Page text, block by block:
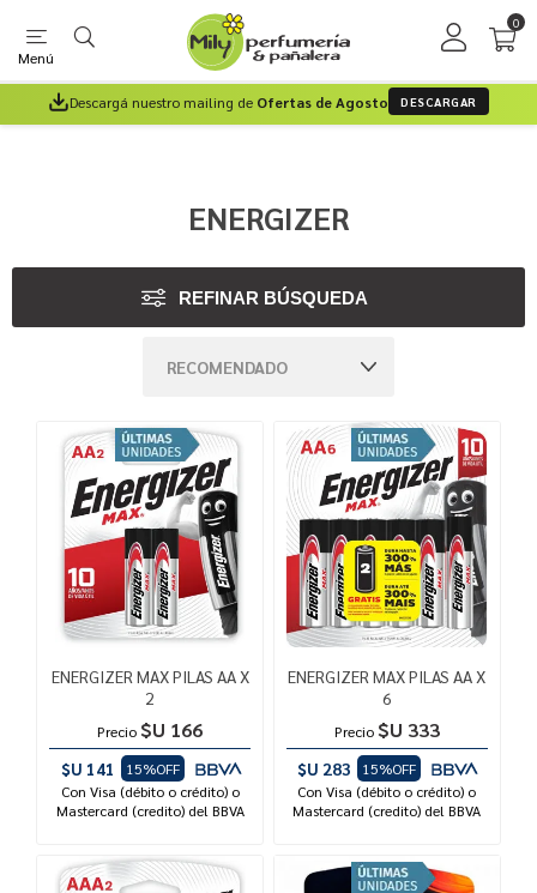
Menú
0
Descargá nuestro mailing de Ofertas de Agosto DESCARGAR
ENERGIZER
REFINAR BÚSQUEDA
ENERGIZER MAX PILAS AA X
2
Precio $U 166
$U 141
15%OFF
Con Visa (débito o crédito) o
Mastercard (credito) del BBVA
ENERGIZER MAX PILAS AA X
6
Precio $U 333
$U 283
15%OFF
Con Visa (débito o crédito) o
Mastercard (credito) del BBVA